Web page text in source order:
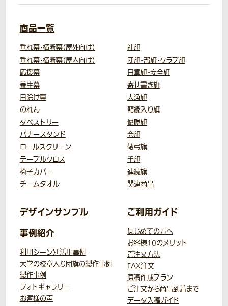
商品一覧
垂れ幕・横断幕（屋外向け）
垂れ幕・横断幕（屋内向け）
応援幕
養生幕
日除け幕
のれん
タペストリー
バナースタンド
ロールスクリーン
テーブルクロス
椅子カバー
チームタオル
社旗
団旗・部旗・クラブ旗
日章旗・安全旗
寄せ書き旗
大漁旗
額縁入り旗
優勝旗
会旗
敬弔旗
手旗
連続旗
関連商品
デザインサンプル
事例紹介
利用シーン別活用事例
大学の校章入り団旗の製作事例
製作事例
フォトギャラリー
お客様の声
ご利用ガイド
はじめての方へ
お客様10のメリット
ご注文方法
FAX注文
原稿作成プラン
ご注文から商品到着まで
データ入稿ガイド